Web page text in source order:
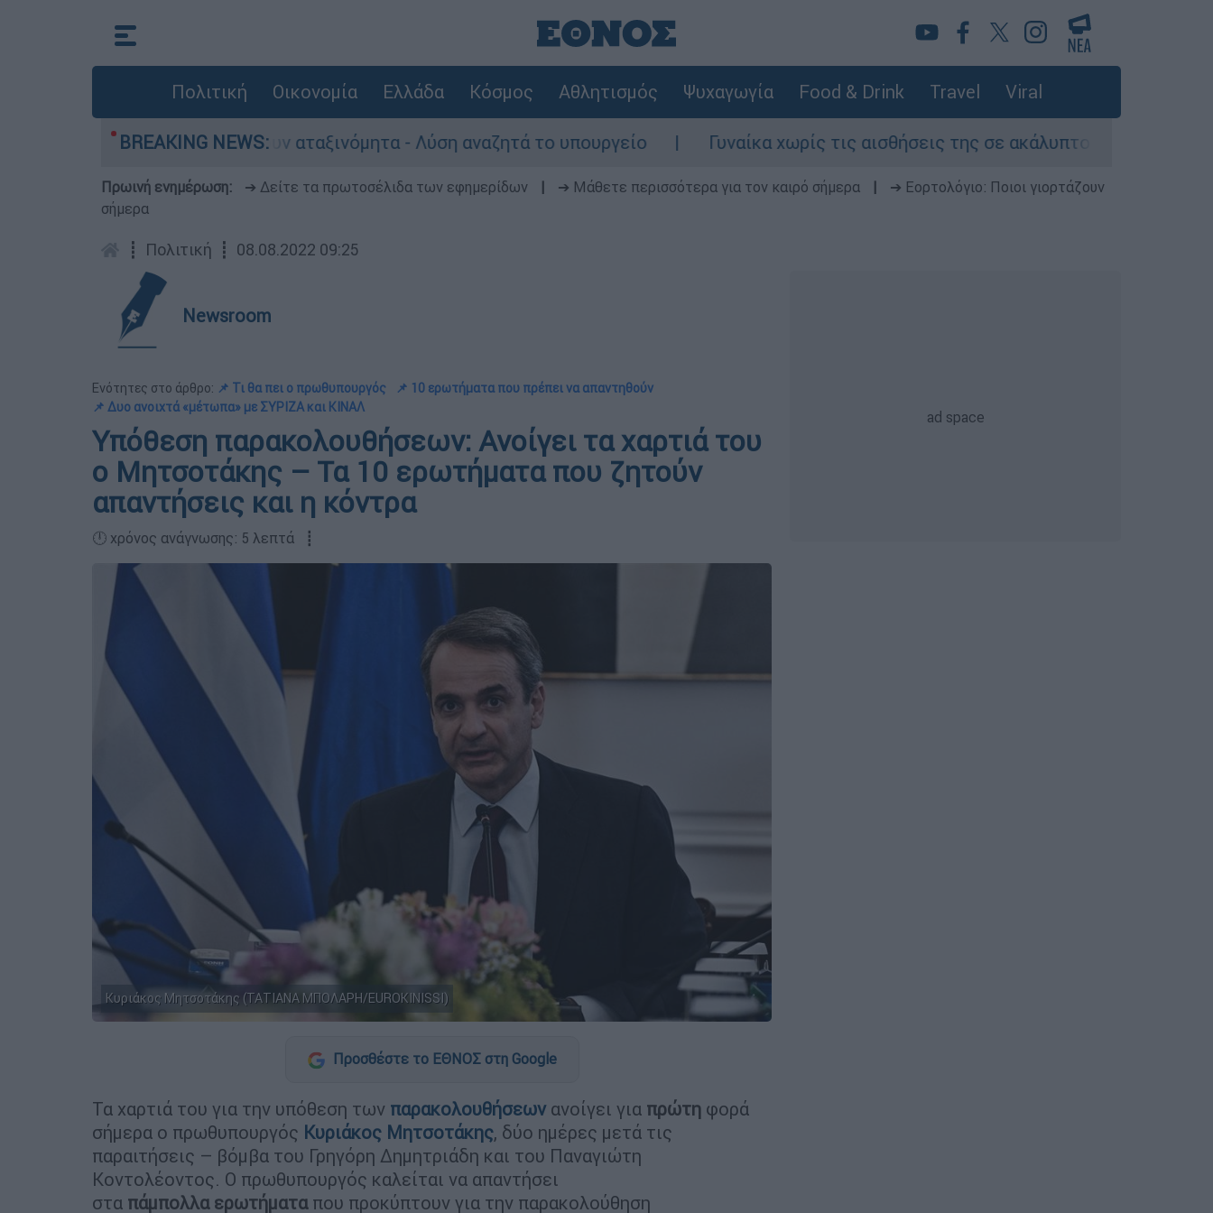
Πολιτική Οικονομία Ελλάδα Κόσμος Αθλητισμός Ψυχαγωγία Food & Drink Travel Viral
BREAKING NEWS:
παραμένουν αταξινόμητα - Λύση αναζητά το υπουργείο Γυναίκα χωρίς τις αισθήσεις της σε ακάλυπτο πολυκατοικίας στη
Πρωινή ενημέρωση: ➔ Δείτε τα πρωτοσέλιδα των εφημερίδων ➔ Μάθετε περισσότερα για τον καιρό σήμερα
➔ Εορτολόγιο: Ποιοι γιορτάζουν
σήμερα
┋ Πολιτική ┋ 08.08.2022 09:25
Newsroom
Ενότητες στο άρθρο: 📌 Τι θα πει ο πρωθυπουργός
📌 10 ερωτήματα που πρέπει να απαντηθούν
📌 Δυο ανοιχτά «μέτωπα» με ΣΥΡΙΖΑ και ΚΙΝΑΛ
Υπόθεση παρακολουθήσεων: Ανοίγει τα χαρτιά του
ο Μητσοτάκης – Τα 10 ερωτήματα που ζητούν
απαντήσεις και η κόντρα
🕛 χρόνος ανάγνωσης: 5 λεπτά ┋
Κυριάκος Μητσοτάκης (ΤΑΤΙΑΝΑ ΜΠΟΛΑΡΗ/EUROKINISSI)
Προσθέστε το ΕΘΝΟΣ στη Google
Τα χαρτιά του για την υπόθεση των παρακολουθήσεων ανοίγει για πρώτη φορά
σήμερα ο πρωθυπουργός Κυριάκος Μητσοτάκης, δύο ημέρες μετά τις
παραιτήσεις – βόμβα του Γρηγόρη Δημητριάδη και του Παναγιώτη
Κοντολέοντος. Ο πρωθυπουργός καλείται να απαντήσει
στα πάμπολλα ερωτήματαπου προκύπτουν για την παρακολούθηση